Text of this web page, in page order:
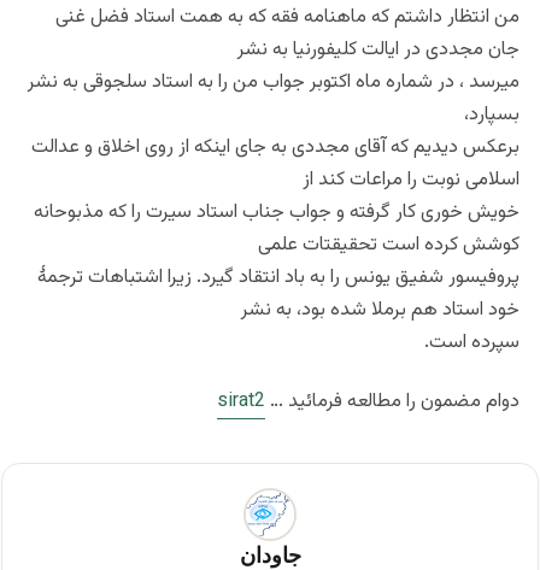
من انتظار داشتم که ماهنامه فقه که به همت استاد فضل غنی
جان مجددی در ایالت کلیفورنیا به نشر
میرسد ، در شماره ماه اکتوبر جواب من را به استاد سلجوقی به نشر
بسپارد،
برعکس دیدیم که آقای مجددی به جای اینکه از روی اخلاق و عدالت
اسلامی نوبت را مراعات کند از
خویش خوری کار گرفته و جواب جناب استاد سیرت را که مذبوحانه
کوشش کرده است تحقیقتات علمی
پروفیسور شفیق یونس را به باد انتقاد گیرد. زیرا اشتباهات ترجمۀ
خود استاد هم برملا شده بود، به نشر
سپرده است.
دوام مضمون را مطالعه فرمائید … sirat2
جاودان